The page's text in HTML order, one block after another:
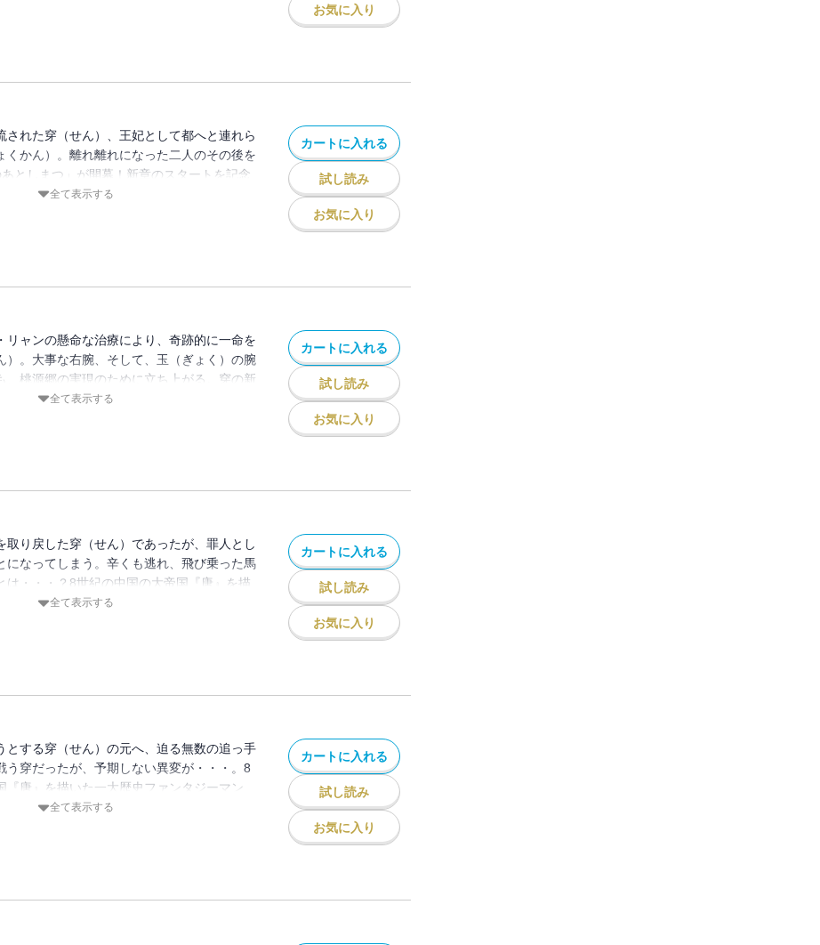
お気に入り
された穿（せん）、王妃として都へと連れら
くかん）。離れ離れになった二人のその後を
としまつ」が開幕！新章のスタートを記念
カラー！！8世紀の中国の大帝国『唐』を描
全て表示する
カートに入れる
試し読み
お気に入り
リャンの懸命な治療により、奇跡的に一命を
）。大事な右腕、そして、玉（ぎょく）の腕
、桃源郷の実現のために立ち上がる。穿の新
第13巻。8世紀の中国の大帝国『唐』を描い
全て表示する
カートに入れる
試し読み
お気に入り
取り戻した穿（せん）であったが、罪人とし
になってしまう。辛くも逃れ、飛び乗った馬
は・・・？8世紀の中国の大帝国『唐』を描
タジーマンガ！
全て表示する
カートに入れる
試し読み
お気に入り
とする穿（せん）の元へ、迫る無数の追っ手
う穿だったが、予期しない異変が・・・。8
『唐』を描いた一大歴史ファンタジーマン
全て表示する
カートに入れる
試し読み
お気に入り